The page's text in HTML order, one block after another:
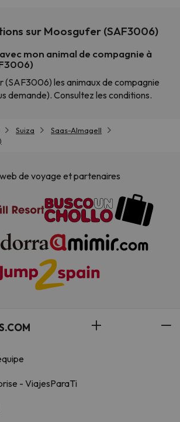
sur Moosgufer (SAF3006)
mon animal de compagnie à
(SAF3006) les animaux de compagnie
demande). Consultez les conditions.
Suiza
Saas-Almagell
de voyage et partenaires
- ViajesParaTi